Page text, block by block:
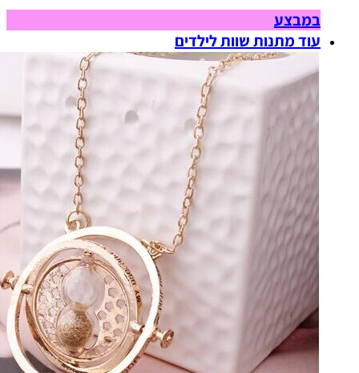
במבצע
עוד מתנות שוות לילדים